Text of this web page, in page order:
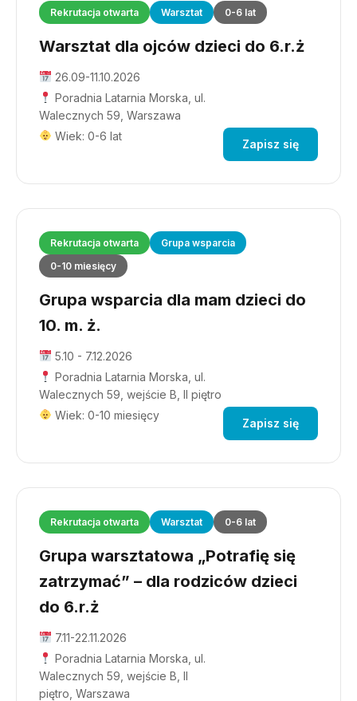
Rekrutacja otwarta Warsztat 0-6 lat
Warsztat dla ojców dzieci do 6.r.ż
26.09-11.10.2026
Poradnia Latarnia Morska, ul.
Walecznych 59, Warszawa
Wiek: 0-6 lat
Zapisz się
Rekrutacja otwarta
Grupa wsparcia
0-10 miesięcy
Grupa wsparcia dla mam dzieci do
10. m. ż.
5.10 - 7.12.2026
Poradnia Latarnia Morska, ul.
Walecznych 59, wejście B, II piętro
Wiek: 0-10 miesięcy
Zapisz się
Rekrutacja otwarta Warsztat 0-6 lat
Grupa warsztatowa „Potrafię się
zatrzymać” – dla rodziców dzieci
do 6.r.ż
7.11-22.11.2026
Poradnia Latarnia Morska, ul.
Walecznych 59, wejście B, II
piętro, Warszawa